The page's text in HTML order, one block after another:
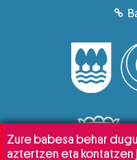
Zure babesa behar
aztertzen eta kontatzen